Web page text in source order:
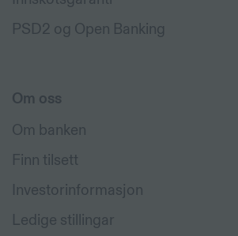
PSD2 og Open Banking
Om oss
Om banken
Finn tilsett
Investorinformasjon
Ledige stillingar